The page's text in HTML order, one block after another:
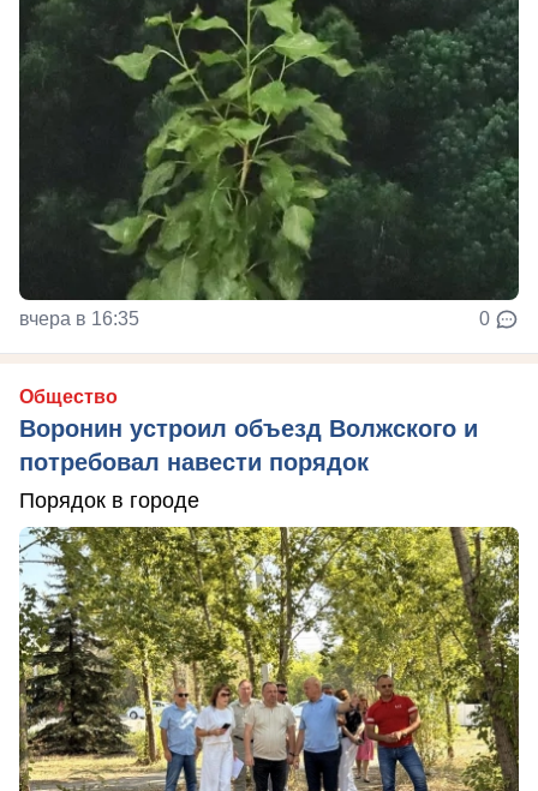
вчера в 16:35 0
Общество
Воронин устроил объезд Волжского и
потребовал навести порядок
Порядок в городе